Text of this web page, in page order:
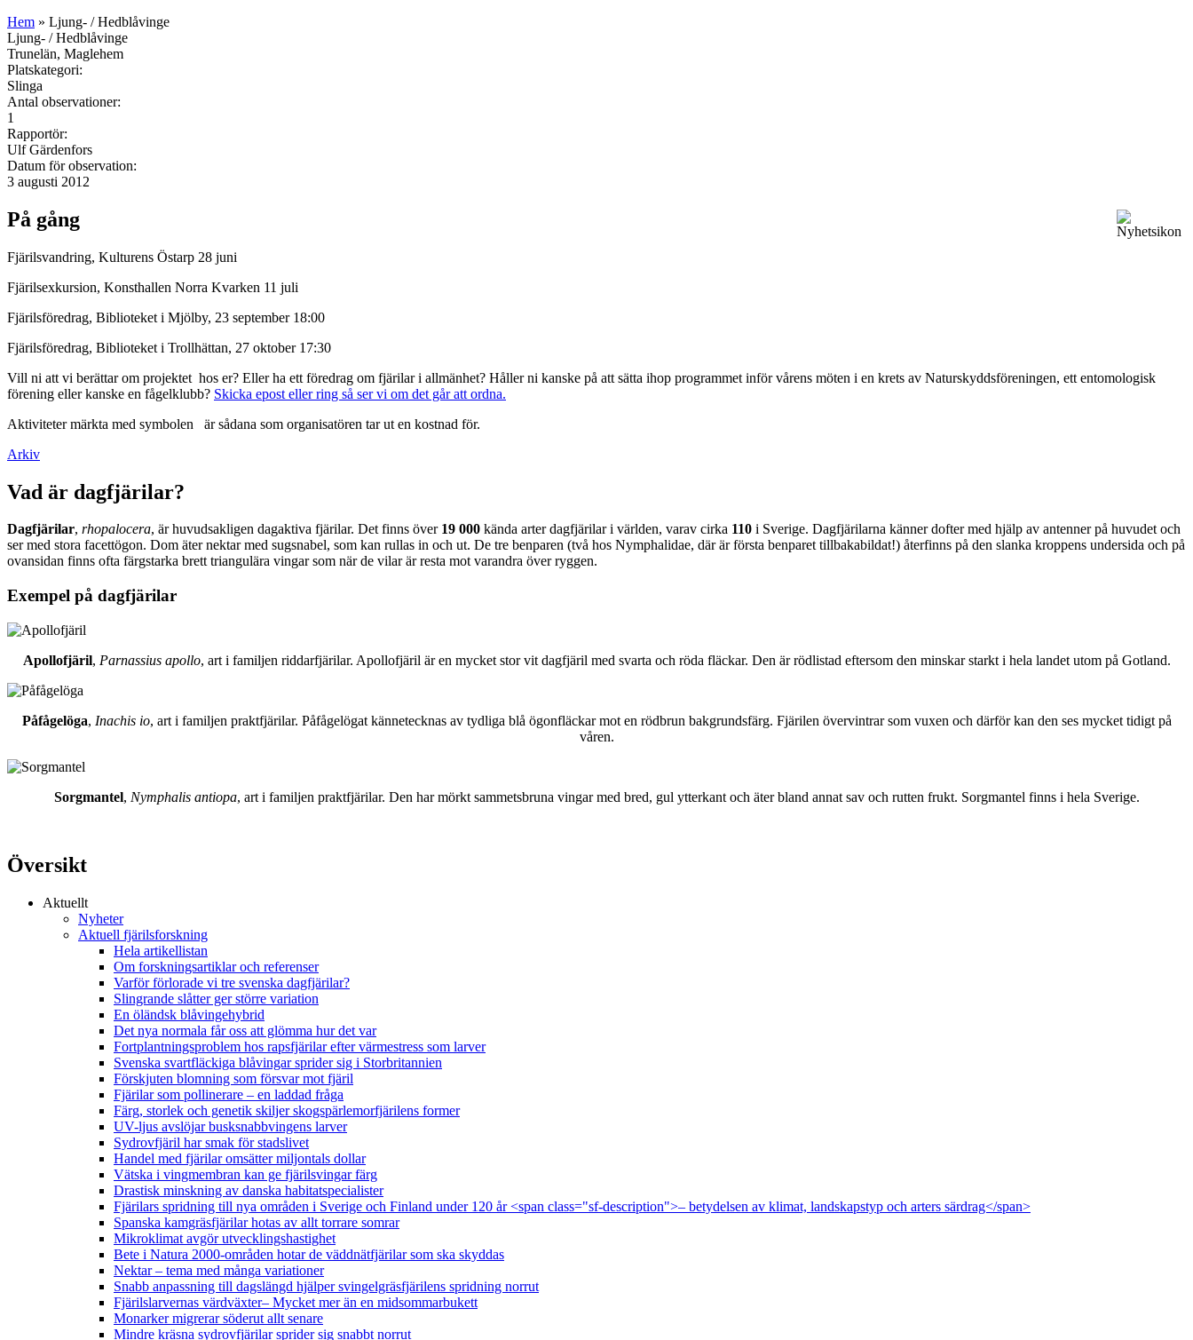
Hem » Ljung- / Hedblåvinge
Ljung- / Hedblåvinge
Trunelän, Maglehem
Platskategori:
Slinga
Antal observationer:
1
Rapportör:
Ulf Gärdenfors
Datum för observation:
3 augusti 2012
På gång
Fjärilsvandring, Kulturens Östarp 28 juni
Fjärilsexkursion, Konsthallen Norra Kvarken 11 juli
Fjärilsföredrag, Biblioteket i Mjölby, 23 september 18:00
Fjärilsföredrag, Biblioteket i Trollhättan, 27 oktober 17:30
Vill ni att vi berättar om projektet hos er? Eller ha ett föredrag om fjärilar i allmänhet? Håller ni kanske på att sätta ihop programmet inför vårens möten i en krets av Naturskyddsföreningen, ett entomologisk
förening eller kanske en fågelklubb? Skicka epost eller ring så ser vi om det går att ordna.
Aktiviteter märkta med symbolen
är sådana som organisatören tar ut en kostnad för.
Arkiv
Vad är dagfjärilar?
Dagfjärilar, rhopalocera, är huvudsakligen dagaktiva fjärilar. Det finns över 19 000 kända arter dagfjärilar i världen, varav cirka 110 i Sverige. Dagfjärilarna känner dofter med hjälp av antenner på huvudet och
ser med stora facettögon. Dom äter nektar med sugsnabel, som kan rullas in och ut. De tre benparen (två hos Nymphalidae, där är första benparet tillbakabildat!) återfinns på den slanka kroppens undersida och på
ovansidan finns ofta färgstarka brett triangulära vingar som när de vilar är resta mot varandra över ryggen.
Exempel på dagfjärilar
Apollofjäril, Parnassius apollo, art i familjen riddarfjärilar. Apollofjäril är en mycket stor vit dagfjäril med svarta och röda fläckar. Den är rödlistad eftersom den minskar starkt i hela landet utom på Gotland.
Påfågelöga, Inachis io, art i familjen praktfjärilar. Påfågelögat kännetecknas av tydliga blå ögonfläckar mot en rödbrun bakgrundsfärg. Fjärilen övervintrar som vuxen och därför kan den ses mycket tidigt på
våren.
Sorgmantel, Nymphalis antiopa, art i familjen praktfjärilar. Den har mörkt sammetsbruna vingar med bred, gul ytterkant och äter bland annat sav och rutten frukt. Sorgmantel finns i hela Sverige.
Översikt
Aktuellt
Nyheter
Aktuell fjärilsforskning
Hela artikellistan
Om forskningsartiklar och referenser
Varför förlorade vi tre svenska dagfjärilar?
Slingrande slåtter ger större variation
En öländsk blåvingehybrid
Det nya normala får oss att glömma hur det var
Fortplantningsproblem hos rapsfjärilar efter värmestress som larver
Svenska svartfläckiga blåvingar sprider sig i Storbritannien
Förskjuten blomning som försvar mot fjäril
Fjärilar som pollinerare – en laddad fråga
Färg, storlek och genetik skiljer skogspärlemorfjärilens former
UV-ljus avslöjar busksnabbvingens larver
Sydrovfjäril har smak för stadslivet
Handel med fjärilar omsätter miljontals dollar
Vätska i vingmembran kan ge fjärilsvingar färg
Drastisk minskning av danska habitatspecialister
Fjärilars spridning till nya områden i Sverige och Finland under 120 år <span class="sf-description">– betydelsen av klimat, landskapstyp och arters särdrag</span>
Spanska kamgräsfjärilar hotas av allt torrare somrar
Mikroklimat avgör utvecklingshastighet
Bete i Natura 2000-områden hotar de väddnätfjärilar som ska skyddas
Nektar – tema med många variationer
Snabb anpassning till dagslängd hjälper svingelgräsfjärilens spridning norrut
Fjärilslarvernas värdväxter– Mycket mer än en midsommarbukett
Monarker migrerar söderut allt senare
Mindre kräsna sydrovfjärilar sprider sig snabbt norrut